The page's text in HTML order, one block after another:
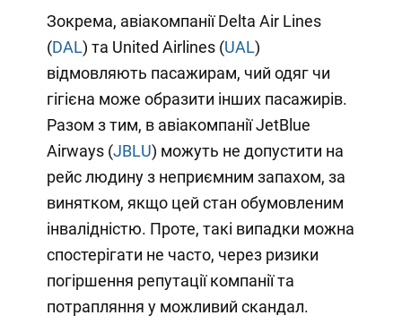
Зокрема, авіакомпанії Delta Air Lines
(DAL) та United Airlines (UAL)
відмовляють пасажирам, чий одяг чи
гігієна може образити інших пасажирів.
Разом з тим, в авіакомпанії JetBlue
Airways (JBLU) можуть не допустити на
рейс людину з неприємним запахом, за
винятком, якщо цей стан обумовленим
інвалідністю. Проте, такі випадки можна
спостерігати не часто, через ризики
погіршення репутації компанії та
потрапляння у можливий скандал.